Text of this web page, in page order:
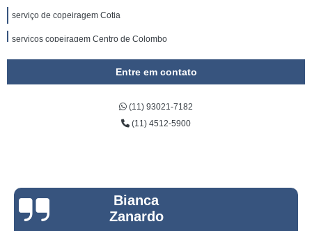
serviço de copeiragem Cotia
serviços copeiragem Centro de Colombo
serviços de copeira para condomínio Carambeí
serviço de copeira preço Centro de Colombo
contratar serviço copeira Itajubá
Entre em contato
(11) 93021-7182
(11) 4512-5900
Bianca
Zanardo